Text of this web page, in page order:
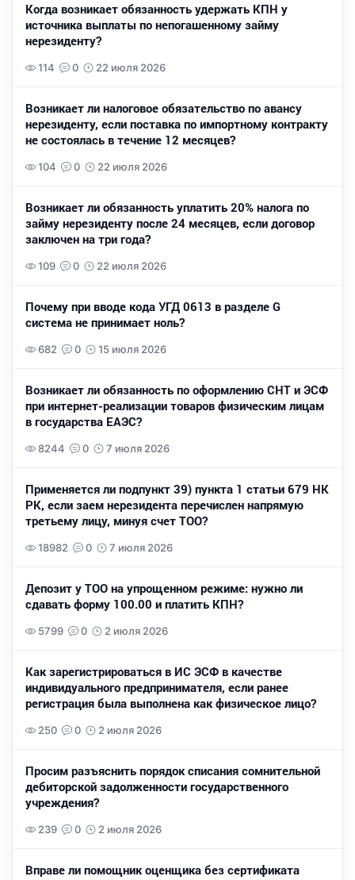
Когда возникает обязанность удержать КПН у
источника выплаты по непогашенному займу
нерезиденту?
114 0 22 июля 2026
Возникает ли налоговое обязательство по авансу
нерезиденту, если поставка по импортному контракту
не состоялась в течение 12 месяцев?
104 0 22 июля 2026
Возникает ли обязанность уплатить 20% налога по
займу нерезиденту после 24 месяцев, если договор
заключен на три года?
109 0 22 июля 2026
Почему при вводе кода УГД 0613 в разделе G
система не принимает ноль?
682 0 15 июля 2026
Возникает ли обязанность по оформлению СНТ и ЭСФ
при интернет-реализации товаров физическим лицам
в государства ЕАЭС?
8244 0 7 июля 2026
Применяется ли подпункт 39) пункта 1 статьи 679 НК
РК, если заем нерезидента перечислен напрямую
третьему лицу, минуя счет ТОО?
18982 0 7 июля 2026
Депозит у ТОО на упрощенном режиме: нужно ли
сдавать форму 100.00 и платить КПН?
5799 0 2 июля 2026
Как зарегистрироваться в ИС ЭСФ в качестве
индивидуального предпринимателя, если ранее
регистрация была выполнена как физическое лицо?
250 0 2 июля 2026
Просим разъяснить порядок списания сомнительной
дебиторской задолженности государственного
учреждения?
239 0 2 июля 2026
Вправе ли помощник оценщика без сертификата